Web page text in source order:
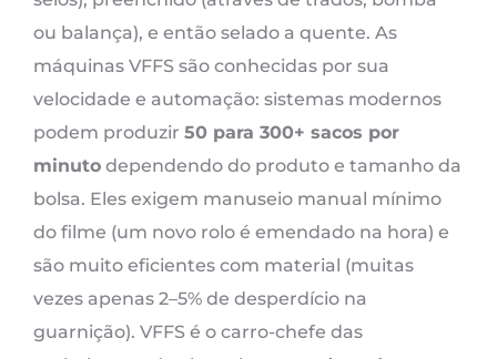
ou balança), e então selado a quente. As
máquinas VFFS são conhecidas por sua
velocidade e automação: sistemas modernos
podem produzir 50 para 300+ sacos por
minuto dependendo do produto e tamanho da
bolsa. Eles exigem manuseio manual mínimo
do filme (um novo rolo é emendado na hora) e
são muito eficientes com material (muitas
vezes apenas 2–5% de desperdício na
guarnição). VFFS é o carro-chefe das